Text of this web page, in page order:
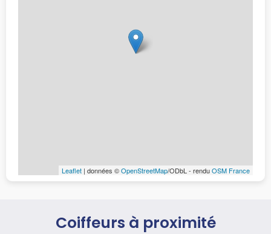
Leaflet | données ©OpenStreetMap/ODbL - renduOSM France
Coiffeurs à proximité